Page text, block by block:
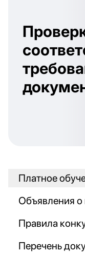
Платное
Объявления о
Правила
Перечень